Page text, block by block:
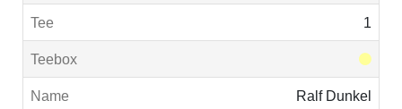
1
Ralf Dunkel